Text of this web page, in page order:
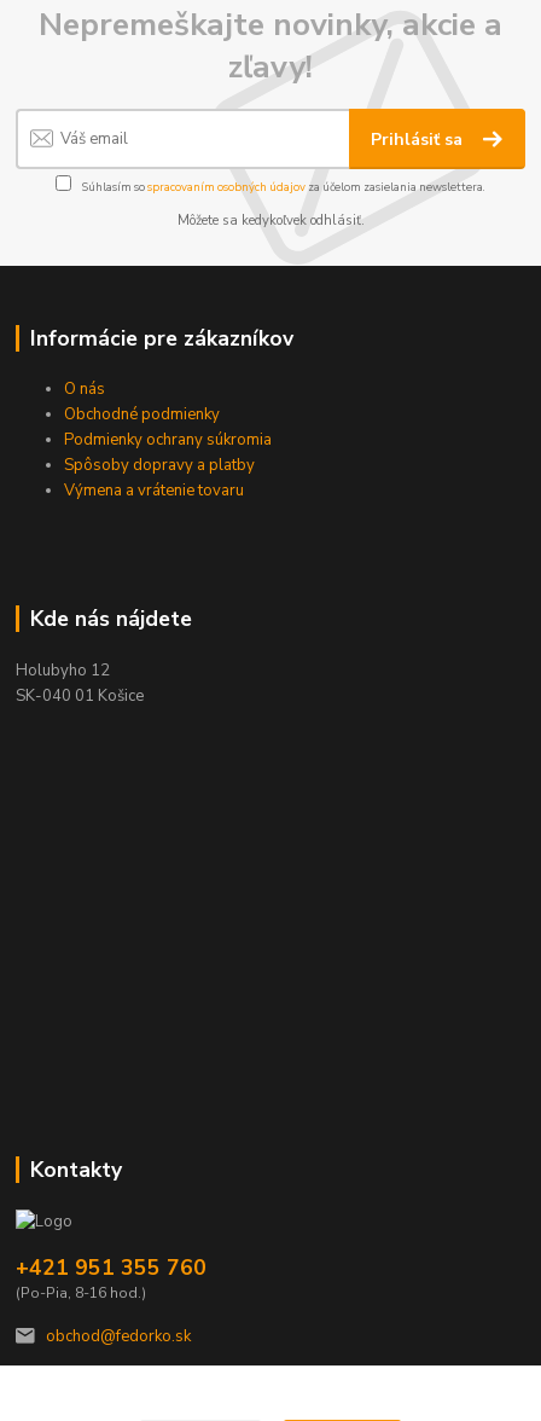
Nepremeškajte novinky, akcie a
zľavy!
Prihlásiť sa
Súhlasím sospracovaním osobných údajov za účelom zasielania newslettera.
Môžete sa kedykoľvek odhlásiť.
Informácie pre zákazníkov
O nás
Obchodné podmienky
Podmienky ochrany súkromia
Spôsoby dopravy a platby
Výmena a vrátenie tovaru
Kde nás nájdete
Holubyho 12
SK-040 01 Košice
Kontakty
+421 951 355 760
(Po-Pia, 8-16 hod.)
obchod@fedorko.sk